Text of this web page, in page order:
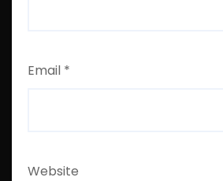
Email *
Website